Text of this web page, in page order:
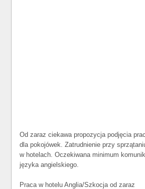
Od zaraz ciekawa propozycja podjęcia
dla pokojówek. Zatrudnienie przy
w hotelach. Oczekiwana minimum
języka angielskiego.
Praca w hotelu Anglia/Szkocja od zaraz